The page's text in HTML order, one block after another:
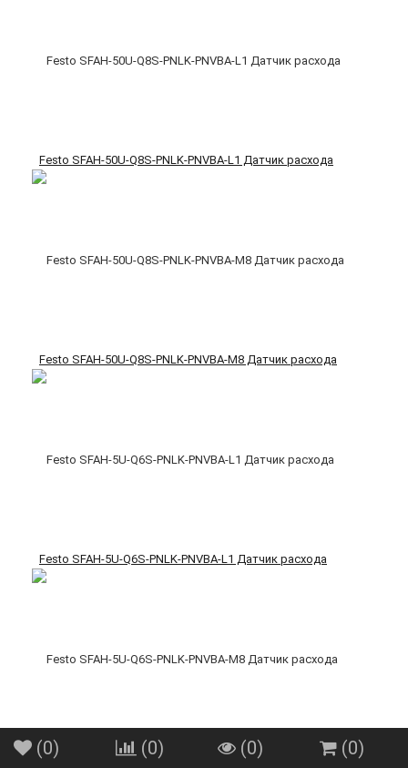
Festo SFAH-50U-Q8S-PNLK-PNVBA-L1 Датчик расхода
Festo SFAH-50U-Q8S-PNLK-PNVBA-M8 Датчик расхода
Festo SFAH-5U-Q6S-PNLK-PNVBA-L1 Датчик расхода
Festo SFAH-5U-Q6S-PNLK-PNVBA-M8 Датчик расхода
(0) (0) (0) (0)